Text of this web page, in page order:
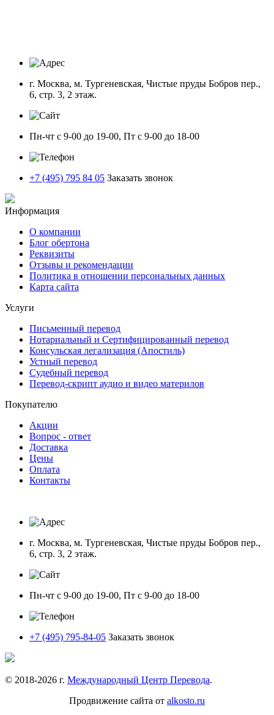
г. Москва, м. Тургеневская, Чистые пруды Бобров пер.,
6, стр. 3, 2 этаж.
Пн-чт с 9-00 до 19-00, Пт с 9-00 до 18-00
+7 (495) 795 84 05 Заказать звонок
Информация
О компании
Блог обертона
Реквизиты
Отзывы и рекомендации
Политика в отношении персональных данных
Карта сайта
Услуги
Письменный перевод
Нотариальный и Сертифицированный перевод
Консульская легализация (Апостиль)
Устный перевод
Судебный перевод
Перевод-скрипт аудио и видео материлов
Покупателю
Акции
Вопрос - ответ
Доставка
Цены
Оплата
Контакты
г. Москва, м. Тургеневская, Чистые пруды Бобров пер.,
6, стр. 3, 2 этаж.
Пн-чт с 9-00 до 19-00, Пт с 9-00 до 18-00
+7 (495) 795-84-05 Заказать звонок
© 2018-2026 г. Международный Центр Перевода.
Продвижение сайта от alkosto.ru